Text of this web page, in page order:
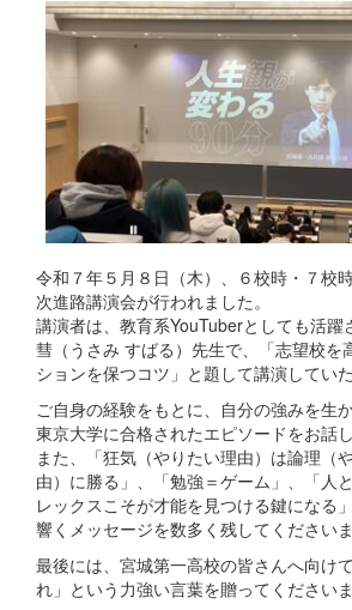
令和７年５月８日（木）、６校時・７校
次進路講演会が行われました。
講演者は、教育系YouTuberとしても活躍
彗（うさみ すばる）先生で、「志望校を
ションを保つコツ」と題して講演していた
ご自身の経験をもとに、自分の強みを生
東京大学に合格されたエピソードをお話
また、「狂気（やりたい理由）は論理（
由）に勝る」、「勉強＝ゲーム」、「人
レックスこそが才能を見つける鍵になる
響くメッセージを数多く残してくださいま
最後には、宮城第一高校の皆さんへ向け
れ」という力強い言葉を贈ってくださいま